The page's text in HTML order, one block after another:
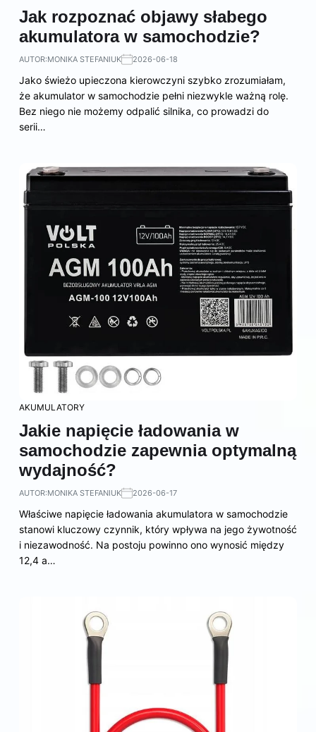
Jak rozpoznać objawy słabego
akumulatora w samochodzie?
AUTOR:MONIKA STEFANIUK 2026-06-18
Jako świeżo upieczona kierowczyni szybko zrozumiałam,
że akumulator w samochodzie pełni niezwykle ważną rolę.
Bez niego nie możemy odpalić silnika, co prowadzi do
serii…
AKUMULATORY
Jakie napięcie ładowania w
samochodzie zapewnia optymalną
wydajność?
AUTOR:MONIKA STEFANIUK 2026-06-17
Właściwe napięcie ładowania akumulatora w samochodzie
stanowi kluczowy czynnik, który wpływa na jego żywotność
i niezawodność. Na postoju powinno ono wynosić między
12,4 a…